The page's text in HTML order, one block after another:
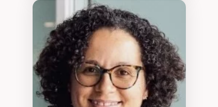
Expertises
Ethnographie critique des environnements
d’apprentissage des étudiant.e.s
Approche transdisciplinaire des
compétences socioaffectives et
interculturelles
Didactique des langues secondes et
compétence pragmatique
Andragogie
Méthodologies de recherche qualitative